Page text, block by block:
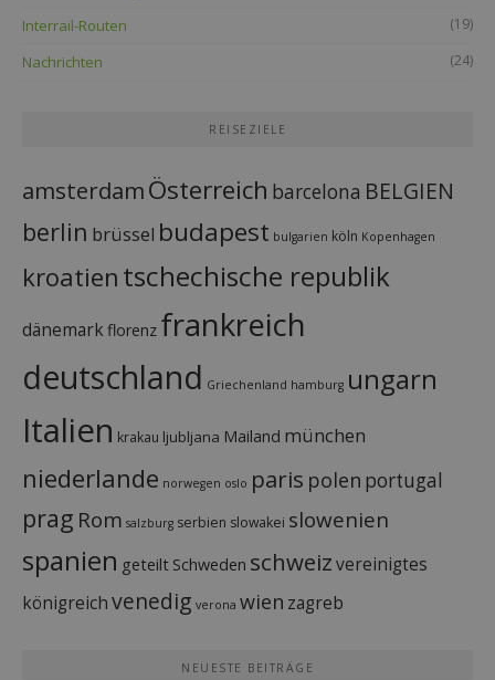
Interrail-Routen (19)
Nachrichten (24)
REISEZIELE
amsterdamÖsterreich barcelona BELGIEN
berlin brüssel budapest bulgarien köln Kopenhagen
kroatien tschechische republik
dänemark florenz frankreich
deutschland Griechenland hamburg ungarn
Italien krakau ljubljana Mailand münchen
niederlande norwegen oslo paris polen portugal
prag Rom salzburg serbien slowakei slowenien
spanien geteilt Schweden schweizvereinigtes
königreichvenedig verona wien zagreb
NEUESTE BEITRÄGE